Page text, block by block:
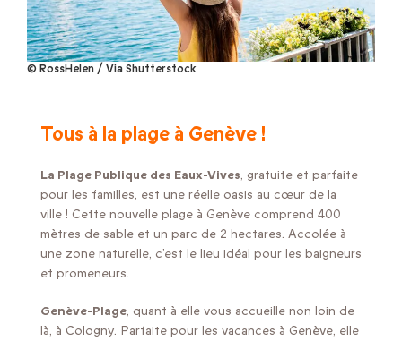
© RossHelen / Via Shutterstock
Tous à la plage à Genève !
La Plage Publique des Eaux-Vives, gratuite et parfaite
pour les familles, est une réelle oasis au cœur de la
ville ! Cette nouvelle plage à Genève comprend 400
mètres de sable et un parc de 2 hectares. Accolée à
une zone naturelle, c’est le lieu idéal pour les baigneurs
et promeneurs.
Genève-Plage, quant à elle vous accueille non loin de
là, à Cologny. Parfaite pour les vacances à Genève, elle